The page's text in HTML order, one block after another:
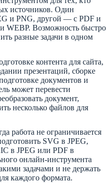
источников. Один
и PNG, другой — с PDF и
Возможность быстро
разные задачи в одном
контента для сайта,
презентаций, сборке
документов и
может перевести
документ,
несколько файлов для
работа не ограничивается
SVG в JPEG,
в JPEG или PDF в
онлайн-инструмента
задачами и не держать
каждого формата.